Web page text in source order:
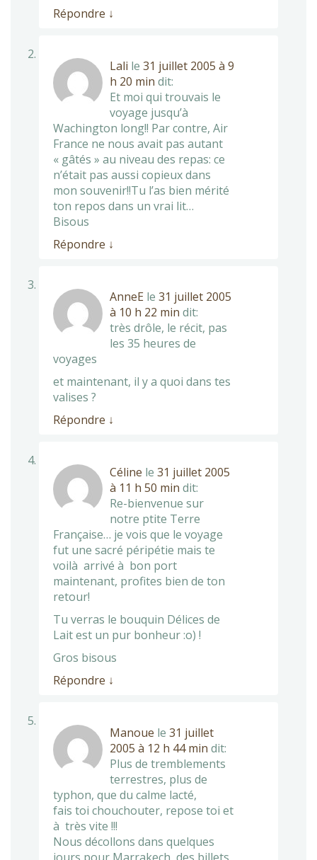
Répondre ↓
Lali le 31 juillet 2005 à 9
h 20 min dit:
Et moi qui trouvais le
voyage jusqu’à
Wachington long!! Par contre, Air
France ne nous avait pas autant
« gâtés » au niveau des repas: ce
n’était pas aussi copieux dans
mon souvenir!!Tu l’as bien mérité
ton repos dans un vrai lit…
Bisous
Répondre ↓
AnneE le 31 juillet 2005
à 10 h 22 min dit:
très drôle, le récit, pas
les 35 heures de
voyages
et maintenant, il y a quoi dans tes
valises ?
Répondre ↓
Céline le 31 juillet 2005
à 11 h 50 min dit:
Re-bienvenue sur
notre ptite Terre
Française… je vois que le voyage
fut une sacré péripétie mais te
voilà arrivé à bon port
maintenant, profites bien de ton
retour!
Tu verras le bouquin Délices de
Lait est un pur bonheur :o) !
Gros bisous
Répondre ↓
Manoue le 31 juillet
2005 à 12 h 44 min dit:
Plus de tremblements
terrestres, plus de
typhon, que du calme lacté,
fais toi chouchouter, repose toi et
à très vite !!!
Nous décollons dans quelques